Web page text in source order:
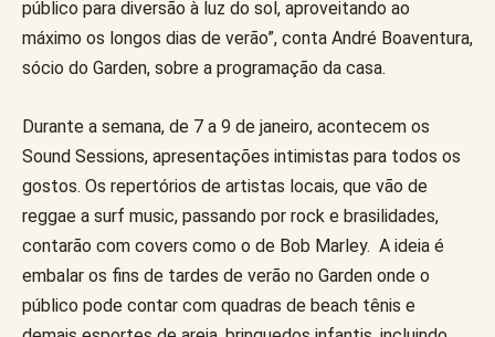
público para diversão à luz do sol, aproveitando ao
máximo os longos dias de verão”, conta André Boaventura,
sócio do Garden, sobre a programação da casa.
Durante a semana, de 7 a 9 de janeiro, acontecem os
Sound Sessions, apresentações intimistas para todos os
gostos. Os repertórios de artistas locais, que vão de
reggae a surf music, passando por rock e brasilidades,
contarão com covers como o de Bob Marley. A ideia é
embalar os fins de tardes de verão no Garden onde o
público pode contar com quadras de beach tênis e